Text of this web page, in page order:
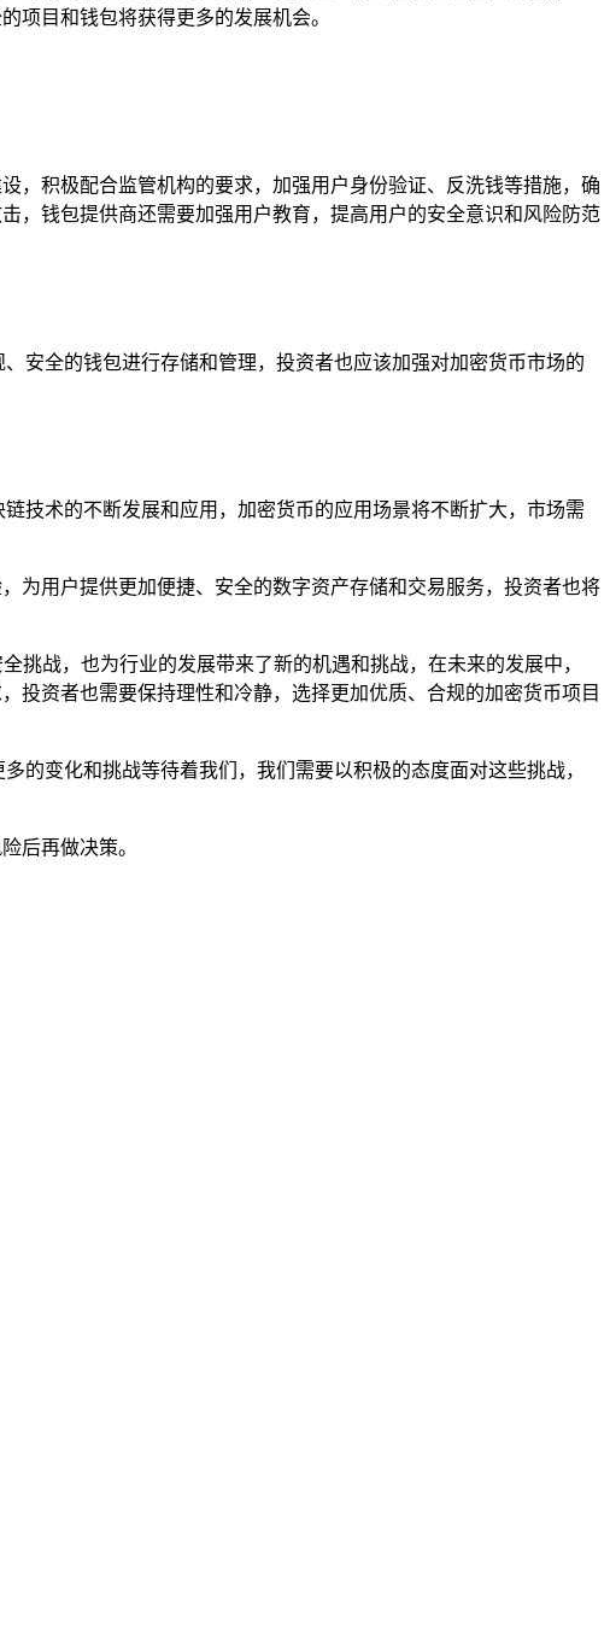
项目和钱包将获得更多的发展机会。
，积极配合监管机构的要求，加强用户身份验证、反洗钱等措施，确
，钱包提供商还需要加强用户教育，提高用户的安全意识和风险防范
安全的钱包进行存储和管理，投资者也应该加强对加密货币市场的
技术的不断发展和应用，加密货币的应用场景将不断扩大，市场需
为用户提供更加便捷、安全的数字资产存储和交易服务，投资者也将
挑战，也为行业的发展带来了新的机遇和挑战，在未来的发展中，
投资者也需要保持理性和冷静，选择更加优质、合规的加密货币项目
的变化和挑战等待着我们，我们需要以积极的态度面对这些挑战，
后再做决策。